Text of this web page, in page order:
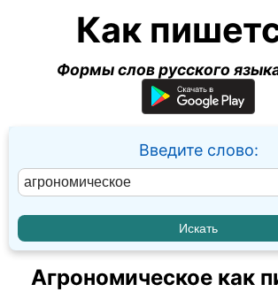
Как
Формы слов русского
Введите слово:
Агрономическое как